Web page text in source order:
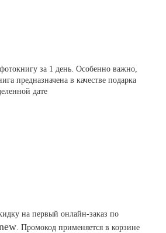
за 1 день. Особенно важно,
предназначена в качестве подарка
дате
на первый онлайн-заказ по
. Промокод применяется в корзине